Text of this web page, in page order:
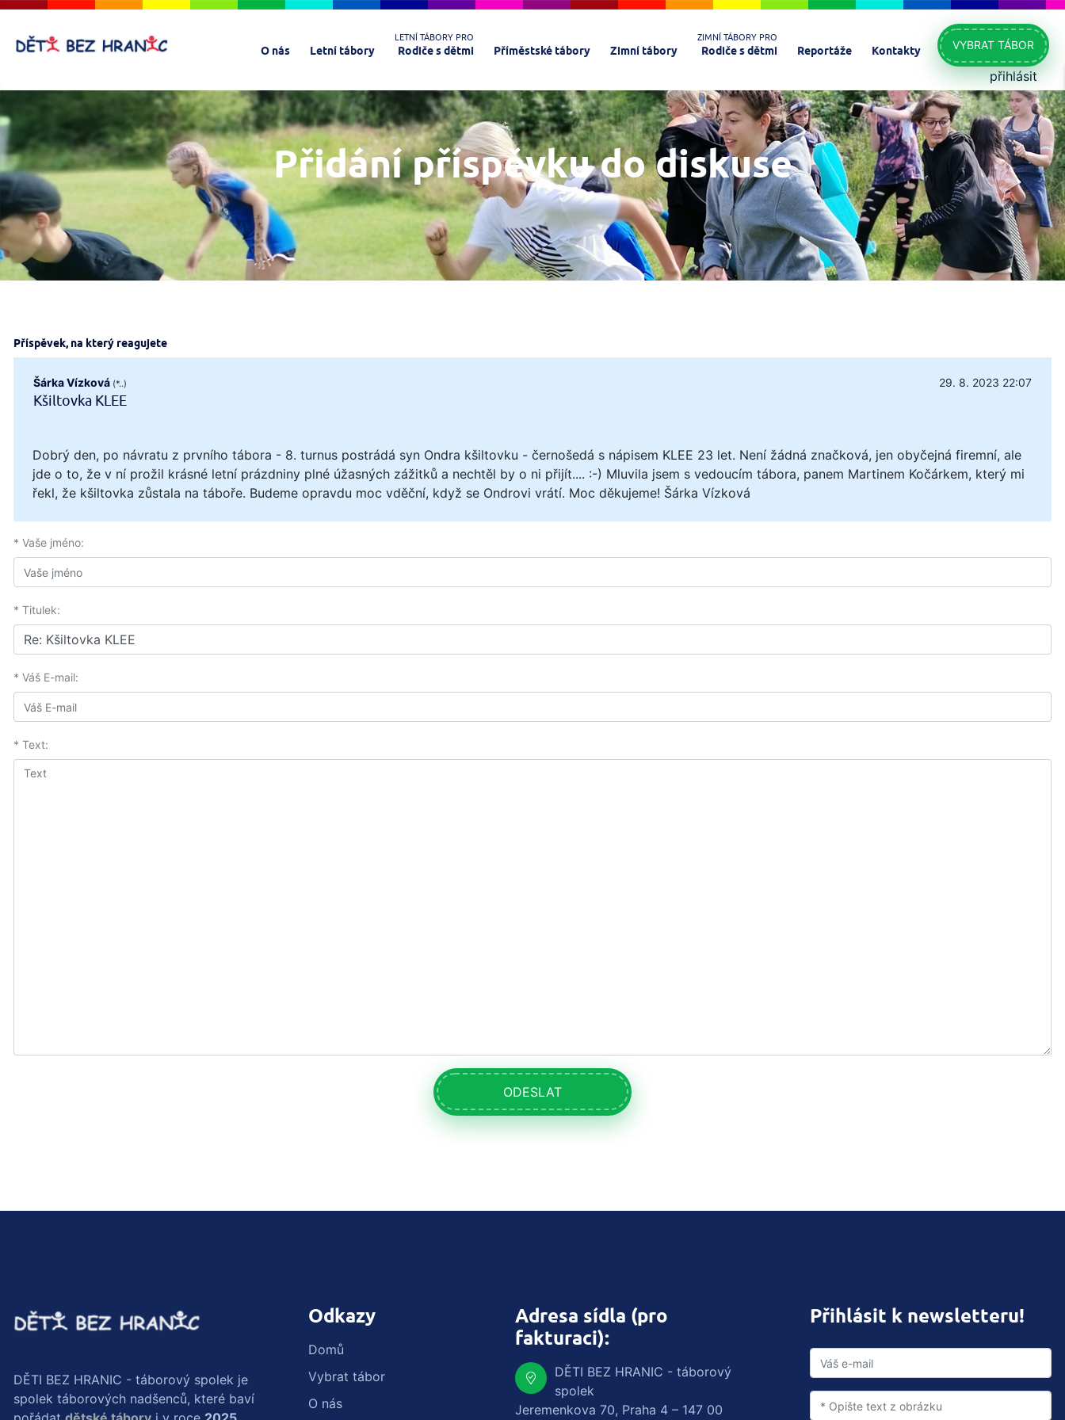
O nás Letní tábory
LETNÍ TÁBORY PRO
Rodiče s dětmi Příměstské tábory Zimní tábory
ZIMNÍ TÁBORY PRO
Rodiče s dětmi Reportáže Kontakty VYBRAT TÁBOR
přihlásit
Přidání příspěvku do diskuse
Příspěvek, na který reagujete
Šárka Vízková (*..) 29. 8. 2023 22:07
Kšiltovka KLEE
Dobrý den, po návratu z prvního tábora - 8. turnus postrádá syn Ondra kšiltovku - černošedá s nápisem KLEE 23 let. Není žádná značková, jen obyčejná firemní, ale
jde o to, že v ní prožil krásné letní prázdniny plné úžasných zážitků a nechtěl by o ni přijít.... :-) Mluvila jsem s vedoucím tábora, panem Martinem Kočárkem, který mi
řekl, že kšiltovka zůstala na táboře. Budeme opravdu moc vděční, když se Ondrovi vrátí. Moc děkujeme! Šárka Vízková
* Vaše jméno:
* Titulek:
* Váš E-mail:
* Text:
ODESLAT
DĚTI BEZ HRANIC - táborový spolek je
spolek táborových nadšenců, které baví
Odkazy
Domů
Vybrat tábor
O nás
Adresa sídla (pro
fakturaci):
DĚTI BEZ HRANIC - táborový
spolek
Jeremenkova 70, Praha 4 – 147 00
Přihlásit k newsletteru!